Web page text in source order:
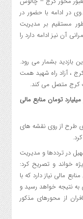
در ادامه با حضور در
مستقیم بر مدیریت
آن نیز ادامه دارد را
بازدید بشمار می رود.
کرج ، آزاد راه شهید همت
کرج متصل می کند.
تهران – کرج – قزوین ۵ هزار میلیارد تومان منابع مالی
طرح از روی نقشه های
در ترددها و مدیریت
خواند و تصریح کرد:
تومان منابع مالی نیاز دارد که با
نتیجه خواهد رسید و
از محورهای مذکور